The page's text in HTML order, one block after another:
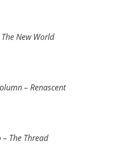
New World
– Renascent
The Thread